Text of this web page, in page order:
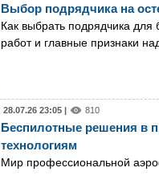
Выбор подрядчика на
Как выбрать подрядчика
работ и главные признаки
28.07.26 23:05 | 810
Беспилотные решения в
технологиям
Мир профессиональной